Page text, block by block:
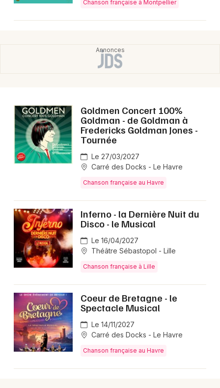
🎶 Quoi attendre du concert de Leïla Huissoud en
Le spectacle propose une chanson française à texte
au ton intimiste et engagé, mêlant mélancolie et
humour, avec des influences brassenssiennes et des
Chanson française à Montpellier
Goldmen Concert 100%
Goldman - de Goldman à
Fredericks Goldman Jones -
Tournée
Le 27/03/2027
Carré des Docks - Le Havre
Chanson française au Havre
Inferno - la Dernière Nuit du
Disco - le Musical
Le 16/04/2027
Théâtre Sébastopol - Lille
Chanson française à Lille
Coeur de Bretagne - le
Spectacle Musical
Le 14/11/2027
Carré des Docks - Le Havre
Chanson française au Havre